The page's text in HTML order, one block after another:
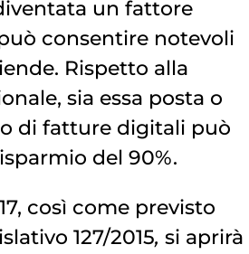
un fattore
consentire notevoli
Rispetto alla
sia essa posta o
di fatture digitali può
del 90%.
così come previsto
127/2015, si aprirà